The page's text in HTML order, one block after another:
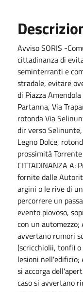
Avviso SORIS -
cittadinanza di
seminterranti e
stradale, evitare
di Piazza
Partanna, Via
rotonda Via
dir verso
Legno Dolce,
prossimità Torrente
CITTADINANZA A:
fornite dalle
argini o le rive di
percorrere un
evento piovoso,
con un
avvertano rumori
(scricchiolii, tonfi)
lesioni nell'edificio;
si accorga
caso si avvertano